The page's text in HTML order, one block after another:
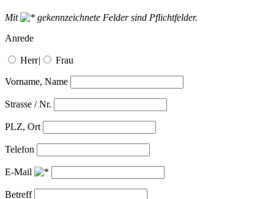
Mit
gekennzeichnete Felder sind Pflichtfelder.
Anrede
Herr| Frau
Vorname, Name
Strasse / Nr.
PLZ, Ort
Telefon
E-Mail
Betreff